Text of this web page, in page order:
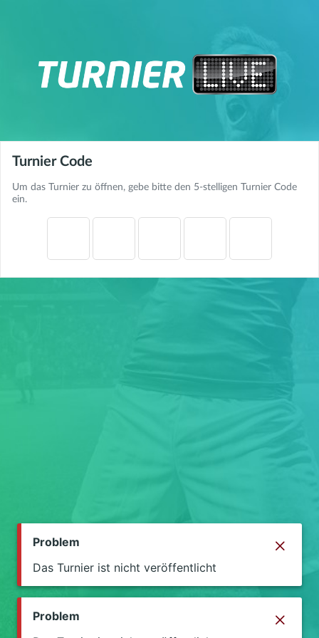
Turnier Code
Um das Turnier zu öffnen, gebe bitte den 5-stelligen Turnier Code
ein.
Problem
Das Turnier ist nicht veröffentlicht
Problem